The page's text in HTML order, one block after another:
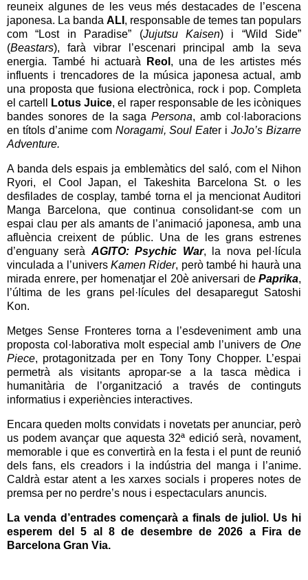
reuneix algunes de les veus més destacades de l’escena
japonesa. La banda ALI , responsable de temes tan populars
com “Lost in Paradise” (Jujutsu Kaisen) i “Wild Side”
(Beastars), farà vibrar l’escenari principal amb la seva
energia. També hi actuarà
Reol , una de les artistes més
influents i trencadores de la música japonesa actual, amb
una proposta que fusiona electrònica, rock i pop. Completa
el cartell
Lotus Juice, el raper responsable de les icòniques
bandes sonores de la sagaPersona, amb col·laboracions
en títols d’anime com Noragami, Soul Eater iJoJo’s Bizarre
Adventure.
A banda dels espais ja emblemàtics del saló, com el Nihon
Ryori, el Cool Japan, el Takeshita Barcelona St. o les
desfilades de cosplay, també torna el ja mencionat Auditori
Manga Barcelona, que continua consolidant-se com un
espai clau per als amants de l’animació japonesa, amb una
afluència creixent de públic. Una de les grans estrenes
d’enguany serà AGITO: Psychic War, la nova pel·lícula
vinculada a l’univers Kamen Rider, però també hi haurà una
mirada enrere, per homenatjar el 20è aniversari de Paprika,
l’última de les grans pel·lícules del desaparegut Satoshi
Kon.
Metges Sense Fronteres torna a l’esdeveniment amb una
proposta col·laborativa molt especial amb l’univers de One
Piece, protagonitzada per en Tony Tony Chopper. L’espai
permetrà als visitants apropar-se a la tasca mèdica i
humanitària de l’organització a través de continguts
informatius i experiències interactives.
Encara queden molts convidats i novetats per anunciar, però
us podem avançar que aquesta 32ª edició serà, novament,
memorable i que es convertirà en la festa i el punt de reunió
dels fans, els creadors i la indústria del manga i l’anime.
Caldrà estar atent a les xarxes socials i properes notes de
premsa per no perdre’s nous i espectaculars anuncis.
La venda d’entrades començarà a finals de juliol. Us hi
esperem del 5 al 8 de desembre de 2026 a Fira de
Barcelona Gran Via.